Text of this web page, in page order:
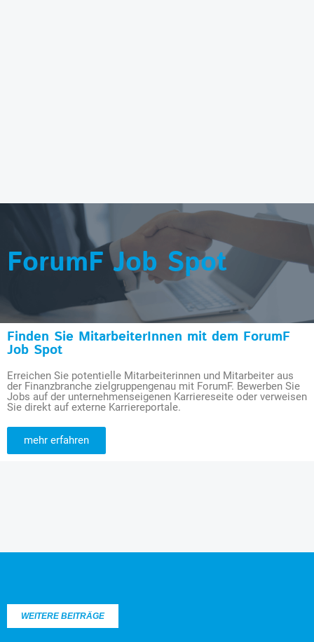
ForumF Job Spot
Finden Sie MitarbeiterInnen mit dem ForumF
Job Spot
Erreichen Sie potentielle Mitarbeiterinnen und Mitarbeiter aus
der Finanzbranche zielgruppengenau mit ForumF. Bewerben Sie
Jobs auf der unternehmenseigenen Karriereseite oder verweisen
Sie direkt auf externe Karriereportale.
mehr erfahren
WEITERE BEITRÄGE